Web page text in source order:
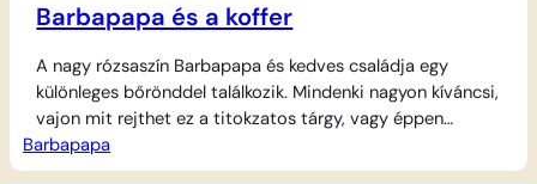
Barbapapa és a koffer
A nagy rózsaszín Barbapapa és kedves családja egy
különleges bőrönddel találkozik. Mindenki nagyon kíváncsi,
vajon mit rejthet ez a titokzatos tárgy, vagy éppen
hogyan fogják használni a nagy utazáshoz. A kis
Barbabébik izgatottan gyűlnek körbe, miközben
Barbapapa